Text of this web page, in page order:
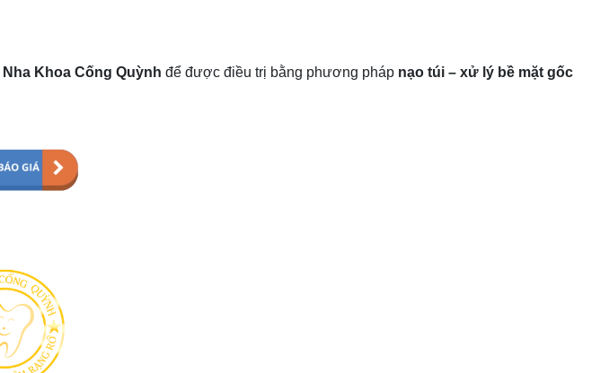
Nha Khoa Cống Quỳnh để được điều trị bằng phương pháp nạo túi – xử lý bề mặt gốc